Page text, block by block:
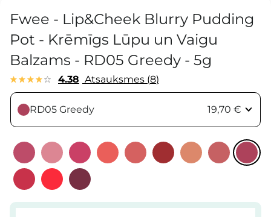
Fwee - Lip&Cheek Blurry Pudding
Pot - Krēmīgs Lūpu un Vaigu
Balzams - RD05 Greedy - 5g
4.38 Atsauksmes 8
RD05 Greedy 19,70 €